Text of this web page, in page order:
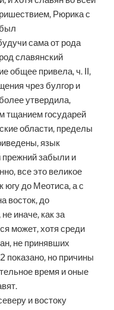
Рюрика с
сама от рода
славянский
общее привела, ч. II,
чрез булгор и
утвердила,
тщанием государей
области, пределы
язык
прежний забыли и
все это великое
югу до Меотиса, а с
восток, до
иначе, как за
может, хотя среди
не принявших
показано, но причины
время и оные
и востоку